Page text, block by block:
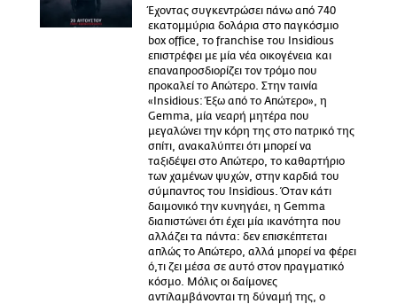
Έχοντας συγκεντρώσει πάνω από 740
εκατομμύρια δολάρια στο παγκόσμιο
box office, το franchise του Insidious
επιστρέφει με μία νέα οικογένεια και
επαναπροσδιορίζει τον τρόμο που
προκαλεί το Απώτερο. Στην ταινία
«Insidious: Έξω από το Απώτερο», η
Gemma, μία νεαρή μητέρα που
μεγαλώνει την κόρη της στο πατρικό της
σπίτι, ανακαλύπτει ότι μπορεί να
ταξιδέψει στο Απώτερο, το καθαρτήριο
των χαμένων ψυχών, στην καρδιά του
σύμπαντος του Insidious. Όταν κάτι
δαιμονικό την κυνηγάει, η Gemma
διαπιστώνει ότι έχει μία ικανότητα που
αλλάζει τα πάντα: δεν επισκέπτεται
απλώς το Απώτερο, αλλά μπορεί να φέρει
ό,τι ζει μέσα σε αυτό στον πραγματικό
κόσμο. Μόλις οι δαίμονες
αντιλαμβάνονται τη δύναμή της, ο